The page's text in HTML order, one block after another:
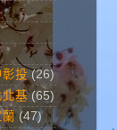
投 (26)
北基 (65)
蘭 (47)